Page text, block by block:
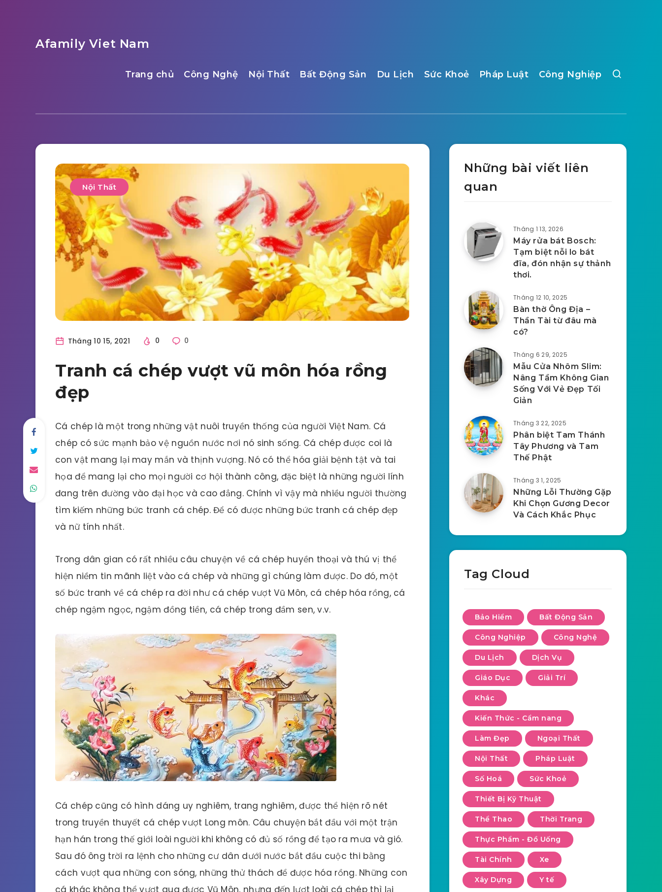
Afamily Viet Nam
Trang chủ Công Nghệ Nội Thất Bất Động Sản Du Lịch Sức Khoẻ Pháp Luật Công Nghiệp
Nội Thất
Tháng 10 15, 2021 0 0
Tranh cá chép vượt vũ môn hóa rồng
đẹp
Cá chép là một trong những vật nuôi truyền thống của người Việt Nam. Cá
chép có sức mạnh bảo vệ nguồn nước nơi nó sinh sống. Cá chép được coi là
con vật mang lại may mắn và thịnh vượng. Nó có thể hóa giải bệnh tật và tai
họa để mang lại cho mọi người cơ hội thành công, đặc biệt là những người lính
đang trên đường vào đại học và cao đẳng. Chính vì vậy mà nhiều người thường
tìm kiếm những bức tranh cá chép. Để có được những bức tranh cá chép đẹp
và nữ tính nhất.
Trong dân gian có rất nhiều câu chuyện về cá chép huyền thoại và thú vị thể
hiện niềm tin mãnh liệt vào cá chép và những gì chúng làm được. Do đó, một
số bức tranh về cá chép ra đời như cá chép vượt Vũ Môn, cá chép hóa rồng, cá
chép ngậm ngọc, ngậm đồng tiền, cá chép trong đầm sen, v.v.
Cá chép cũng có hình dáng uy nghiêm, trang nghiêm, được thể hiện rõ nét
trong truyền thuyết cá chép vượt Long môn. Câu chuyện bắt đầu với một trận
hạn hán trong thế giới loài người khi không có đủ số rồng để tạo ra mưa và gió.
Sau đó ông trời ra lệnh cho những cư dân dưới nước bắt đầu cuộc thi bằng
cách vượt qua những con sóng, những thử thách để được hóa rồng. Những con
cá khác không thể vượt qua được Vũ Môn, nhưng đến lượt loài cá chép thì lại
Những bài viết liên
quan
Tháng 1 13, 2026
Máy rửa bát Bosch:
Tạm biệt nỗi lo bát
đĩa, đón nhận sự thảnh
thơi.
Tháng 12 10, 2025
Bàn thờ Ông Địa –
Thần Tài từ đâu mà
có?
Tháng 6 29, 2025
Mẫu Cửa Nhôm Slim:
Nâng Tầm Không Gian
Sống Với Vẻ Đẹp Tối
Giản
Tháng 3 22, 2025
Phân biệt Tam Thánh
Tây Phương và Tam
Thế Phật
Tháng 3 1, 2025
Những Lỗi Thường Gặp
Khi Chọn Gương Decor
Và Cách Khắc Phục
Tag Cloud
Bảo Hiểm Bất Động Sản
Công Nghiệp Công Nghệ
Du Lịch Dịch Vụ
Giáo Dục Giải Trí
Khác
Kiến Thức - Cẩm nang
Làm Đẹp Ngoại Thất
Nội Thất Pháp Luật
Số Hoá Sức Khoẻ
Thiết Bị Kỹ Thuật
Thể Thao Thời Trang
Thực Phẩm - Đồ Uống
Tài Chính Xe
Xây Dựng Y tế